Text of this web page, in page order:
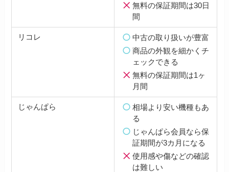
無料の保証期間は30日
間
リコレ
中古の取り扱いが豊富
商品の外観を細かくチ
ェックできる
無料の保証期間は1ヶ
月間
じゃんぱら
相場より安い機種もあ
る
じゃんぱら会員なら保
証期間が3カ月になる
使用感や傷などの確認
は難しい